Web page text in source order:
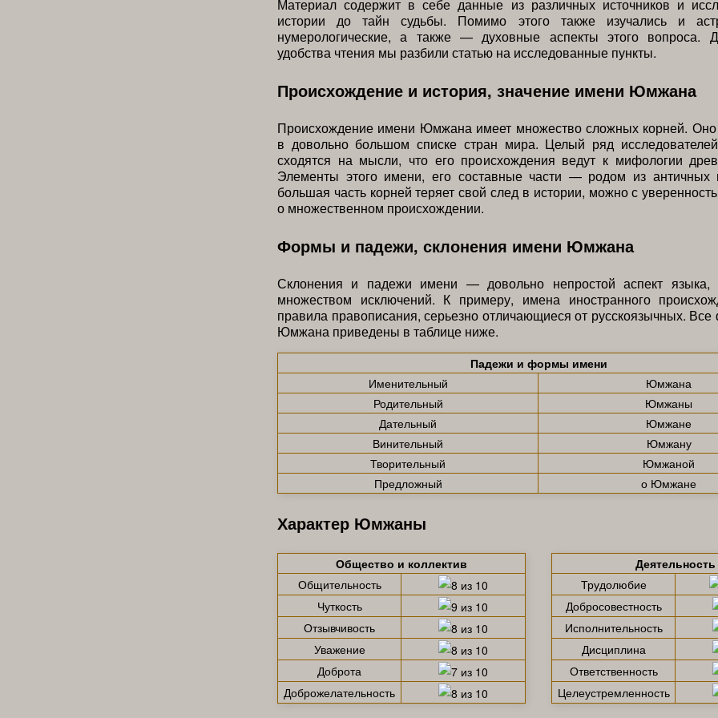
Материал содержит в себе данные из различных источников и
истории до тайн судьбы. Помимо этого также изучались и
нумерологические, а также — духовные аспекты этого вопроса.
удобства чтения мы разбили статью на исследованные пункты.
Происхождение и история, значение имени Юмжана
Происхождение имени Юмжана имеет множество сложных корней. Оно
в довольно большом списке стран мира. Целый ряд
сходятся на мысли, что его происхождения ведут к мифологии
Элементы этого имени, его составные части — родом из античных
большая часть корней теряет свой след в истории, можно с
о множественном происхождении.
Формы и падежи, склонения имени Юмжана
Склонения и падежи имени — довольно непростой аспект языка,
множеством исключений. К примеру, имена иностранного
правила правописания, серьезно отличающиеся от русскоязычных.
Юмжана приведены в таблице ниже.
Падежи и формы имени
Именительный
Юмжана
Родительный
Юмжаны
Дательный
Юмжане
Винительный
Юмжану
Творительный
Юмжаной
Предложный
о Юмжане
Характер Юмжаны
Общество и коллектив
Общительность
Чуткость
Отзывчивость
Уважение
Доброта
Доброжелательность
Деятельность
Трудолюбие
Добросовестность
Исполнительность
Дисциплина
Ответственность
Целеустремленность